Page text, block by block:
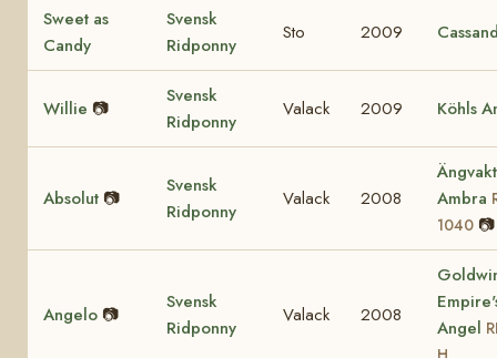
Sweet as
Candy
Svensk
Ridponny
Sto 2009
Willie 📷
Svensk
Ridponny
Valack 2009 Köhls
Absolut 📷
Svensk
Ridponny
Valack 2008
Ambra
1040 📷
Angelo 📷
Svensk
Ridponny
Valack 2008
Angel